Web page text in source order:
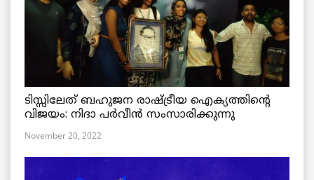
ടിസ്സിലേത് ബഹുജന രാഷ്ട്രീയ ഐക്യത്തിന്റെ
വിജയം: നിദാ പർവീൻ സംസാരിക്കുന്നു
November 20, 2022